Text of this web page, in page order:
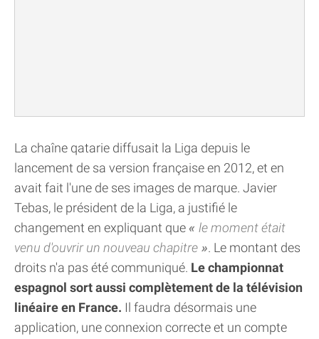
La chaîne qatarie diffusait la Liga depuis le
lancement de sa version française en 2012, et en
avait fait l'une de ses images de marque. Javier
Tebas, le président de la Liga, a justifié le
changement en expliquant que
le moment était
venu d'ouvrir un nouveau chapitre
. Le montant des
droits n'a pas été communiqué. Le championnat
espagnol sort aussi complètement de la télévision
linéaire en France. Il faudra désormais une
application, une connexion correcte et un compte